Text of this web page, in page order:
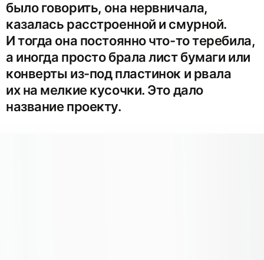
было говорить, она нервничала,
казалась расстроенной и смурной.
И тогда она постоянно что-то теребила,
а иногда просто брала лист бумаги или
конверты из-под пластинок и рвала
их на мелкие кусочки. Это дало
название проекту.